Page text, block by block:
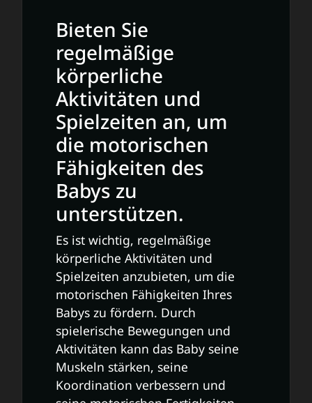
Bieten Sie
regelmäßige
körperliche
Aktivitäten und
Spielzeiten an, um
die motorischen
Fähigkeiten des
Babys zu
unterstützen.
Es ist wichtig, regelmäßige
körperliche Aktivitäten und
Spielzeiten anzubieten, um die
motorischen Fähigkeiten Ihres
Babys zu fördern. Durch
spielerische Bewegungen und
Aktivitäten kann das Baby seine
Muskeln stärken, seine
Koordination verbessern und